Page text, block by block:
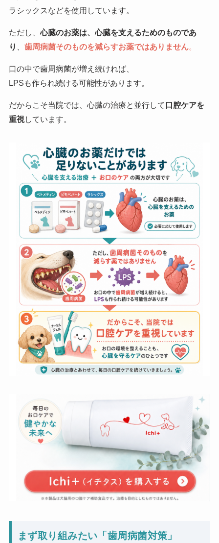
ラシックスなどを使用しています。
ただし、心臓のお薬は、心臓を支えるためのものであ
り
歯周病菌そのものを減らすお薬ではありません。
口の中で歯周病菌が増え続ければ、
LPSも作られ続ける可能性があります。
だからこそ当院では、心臓の治療と並行して 口腔ケアを
重視しています。
まず取り組みたい「歯周病菌対策」